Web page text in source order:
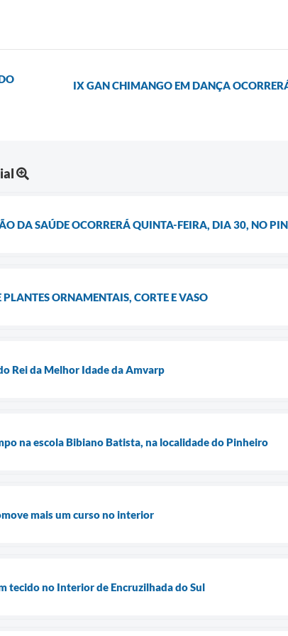
IX GAN CHIMANGO EM DANÇA
DA SAÚDE OCORRERÁ QUINTA-FEIRA, DIA 30, NO
ORNAMENTAIS, CORTE E VASO
Rei da Melhor Idade da Amvarp
na escola Bibiano Batista, na localidade do Pinheiro
mais um curso no interior
tecido no Interior de Encruzilhada do Sul